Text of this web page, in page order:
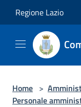
Regione Lazio
Home >
Personale